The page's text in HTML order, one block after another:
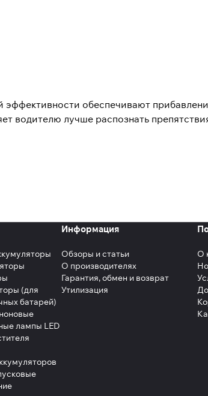
обеспечивают
водителю лучше распознать
(для
батарей)
лампы LED
Информация
Обзоры и статьи
О производителях
Гарантия, обмен и возврат
Утилизация
О